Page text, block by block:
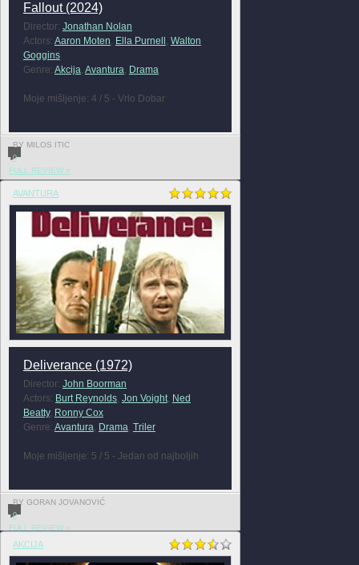
Fallout (2024)
Director: Jonathan Nolan
Actors: Aaron Moten, Ella Purnell , Walton
Goggins
Genre: Akcija, Avantura, Drama
Moje mišljenje: 4 / 5 - Vrlo Dobar
BY MILOS ITIC
0
FULL REVIEW »
AVANTURA
Deliverance (1972)
Director: John Boorman
Actors: Burt Reynolds, Jon Voight, Ned
Beatty, Ronny Cox
Genre: Avantura, Drama, Triler
Moje mišljenje: 5 / 5 - Jedan od najboljih
BY GORAN JOVANOVIĆ
0
FULL REVIEW »
AKCIJA